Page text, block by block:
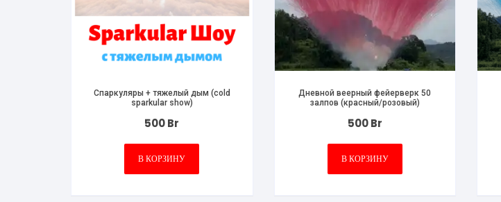
Спаркуляры + тяжелый дым (cold
sparkular show)
500Br
В КОРЗИНУ
Дневной веерный фейерверк 50
залпов (красный/розовый)
500Br
В КОРЗИНУ